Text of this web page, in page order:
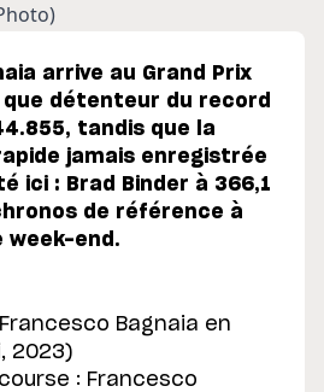
arrive au Grand Prix
détenteur du record
tandis que la
jamais enregistrée
ici : Brad Binder à 366,1
de référence à
week-end.
Bagnaia en
2023)
: Francesco